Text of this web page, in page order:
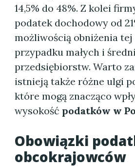
14,5% do 48%. Z kolei
podatek dochodowy od
możliwością obniżenia
przypadku małych i
przedsiębiorstw. Warto
istnieją także różne ulgi
które mogą znacząco
wysokość podatków w
Obowiązki
obcokrajowców